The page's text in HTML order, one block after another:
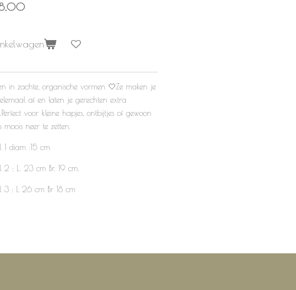
in zachte, organische vormen 🤍Ze maken je
af en laten je gerechten extra
voor kleine hapjes, ontbijtjes of gewoon
moois neer te zetten.
1 diam :15 cm
2 : L. 23 cm Br. 19 cm.
3 : L 26 cm Br 18 cm